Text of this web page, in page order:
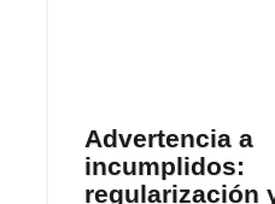
Advertencia a
incumplidos:
regularización